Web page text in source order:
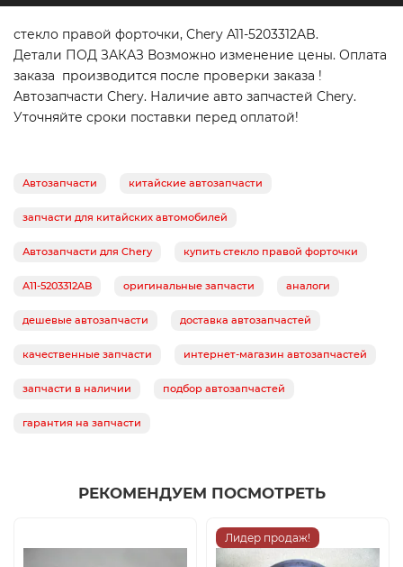
стекло правой форточки, Chery A11-5203312AB.
Детали ПОД ЗАКАЗ Возможно изменение цены. Оплата
заказа производится после проверки заказа !
Автозапчасти Chery. Наличие авто запчастей Chery.
Уточняйте сроки поставки перед оплатой!
Автозапчасти китайские автозапчасти
запчасти для китайских автомобилей
Автозапчасти для Chery купить стекло правой форточки
A11-5203312AB оригинальные запчасти аналоги
дешевые автозапчасти доставка автозапчастей
качественные запчасти интернет-магазин автозапчастей
запчасти в наличии подбор автозапчастей
гарантия на запчасти
РЕКОМЕНДУЕМ ПОСМОТРЕТЬ
Лидер продаж!